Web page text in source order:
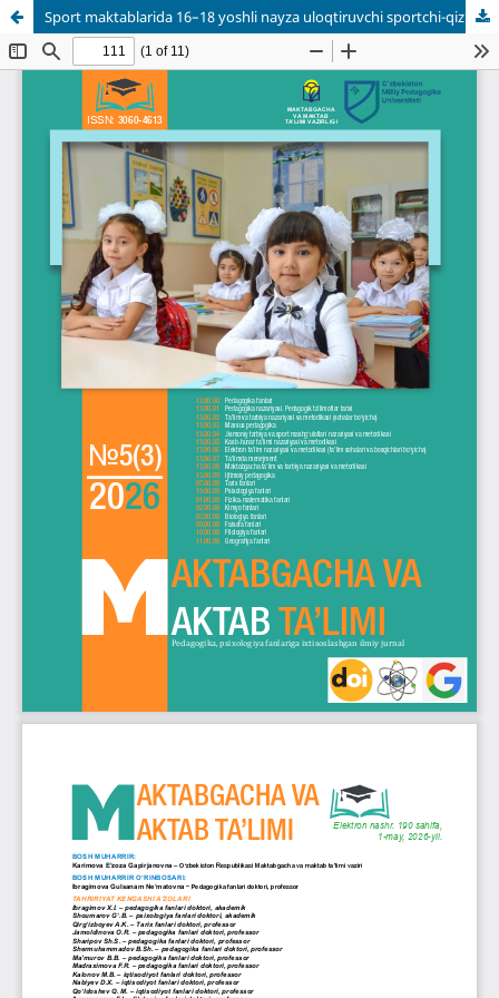
Sport maktablarida 16–18 yoshli nayza uloqtiruvchi sportchi-qizlarda portlovchi kuchni rivojlantirish